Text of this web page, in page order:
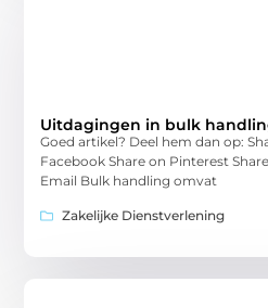
Uitdagingen in bulk
Goed artikel? Deel hem dan op:
Facebook Share on Pinterest
Email Bulk handling omvat
Zakelijke Dienstverlening